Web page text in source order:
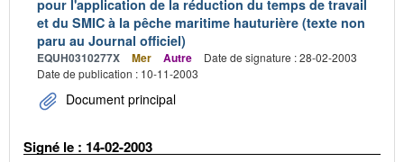
pour l'application de la réduction du temps de travail
et du SMIC à la pêche maritime hauturière (texte non
paru au Journal officiel)
EQUH0310277X Mer Autre
Date de signature : 28-02-2003
Date de publication : 10-11-2003
Document principal
Signé le : 14-02-2003